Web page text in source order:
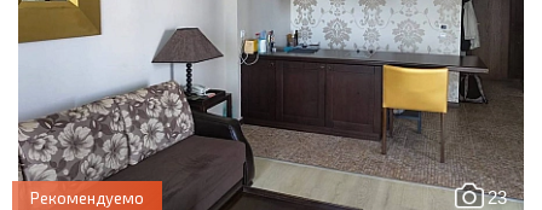
23
Рекомендуемо